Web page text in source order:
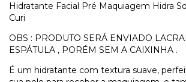
Hidratante Facial Pré Maquiagem Hidra
Curi
OBS : PRODUTO SERÁ ENVIADO
ESPÁTULA , PORÉM SEM A CAIXINHA .
É um hidratante com textura suave,